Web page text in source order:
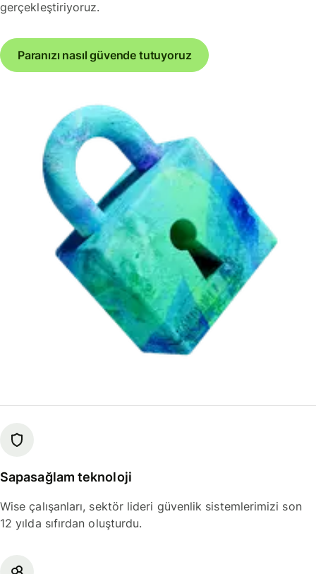
gerçekleştiriyoruz.
Paranızı nasıl güvende tutuyoruz
Sapasağlam teknoloji
Wise çalışanları, sektör lideri güvenlik sistemlerimizi son
12 yılda sıfırdan oluşturdu.